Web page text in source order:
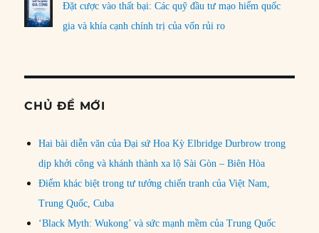
Đặt cược vào thất bại: Các quỹ đầu tư mạo hiểm quốc
gia và khía cạnh chính trị của vốn rủi ro
CHỦ ĐỀ MỚI
Hai bài diễn văn của Đại sứ Hoa Kỳ Elbridge Durbrow trong
dịp khởi công và khánh thành xa lộ Sài Gòn – Biên Hòa
Điểm khác biệt trong tư tưởng chiến tranh của Việt Nam,
Trung Quốc, Cuba
‘Black Myth: Wukong’ và sức mạnh mềm của Trung Quốc